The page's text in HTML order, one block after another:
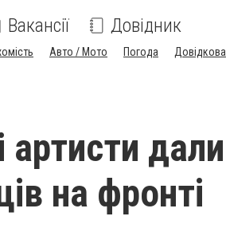
Вакансії Довідник
Авто / Мото Погода Довідкова
дали
на фронті